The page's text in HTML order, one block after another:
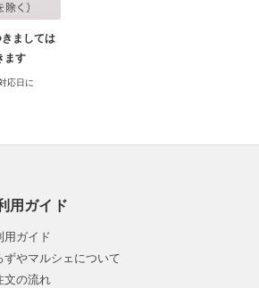
ましては
ます
応日に
用ガイド
用ガイド
ずやマルシェについて
文の流れ